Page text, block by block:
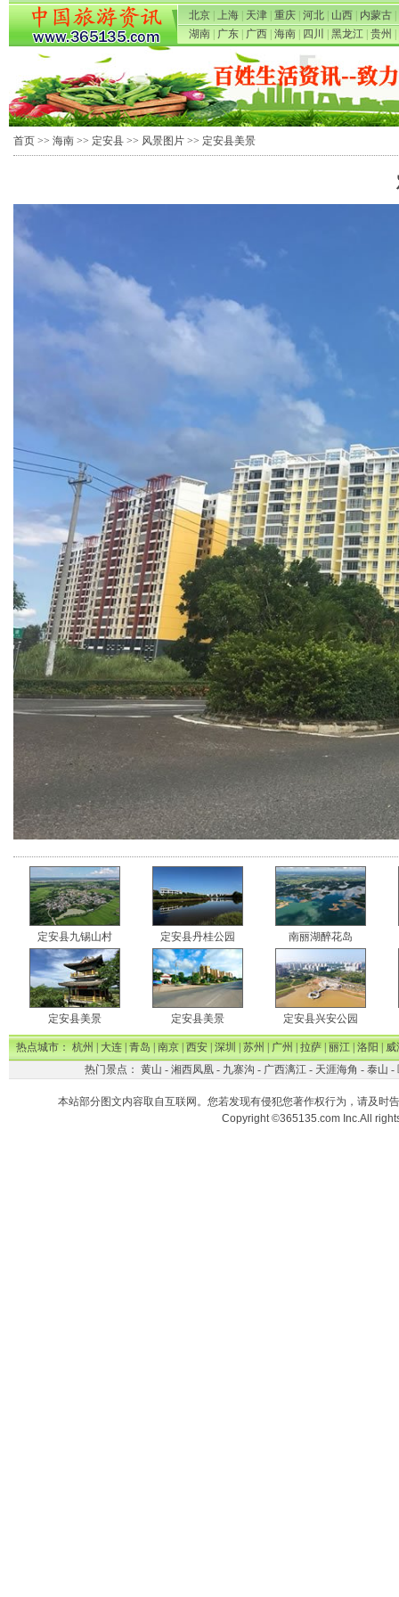
北京 上海 天津 重庆 河北 山西 内蒙古
湖南
广东 广西 海南 四川 黑龙江 贵州
首页 >> 海南 >> 定安县 >> 风景图片 >> 定安县美景
定安县九锡山村 定安县丹桂公园 南丽湖醉花岛
定安县美景 定安县美景 定安县兴安公园
热点城市：杭州|大连|青岛|南京|西安|深圳|苏州|广州|拉萨|丽江|洛阳|威
热门景点： 黄山 - 湘西凤凰- 九寨沟 - 广西漓江- 天涯海角 - 泰山 -
本站部分图文内容取自互联网。您若发现有侵犯您著作权行为，请及时
Copyright ©365135.com Inc.All